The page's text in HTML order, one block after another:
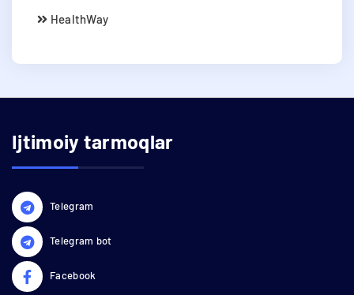
HealthWay
Ijtimoiy tarmoqlar
Telegram
Telegram bot
Facebook